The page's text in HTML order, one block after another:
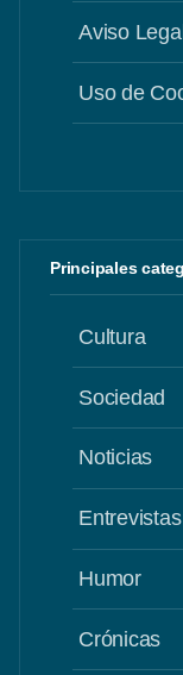
Aviso
Uso de
Principales
Cultura
Sociedad
Noticias
Entrevistas
Humor
Crónicas